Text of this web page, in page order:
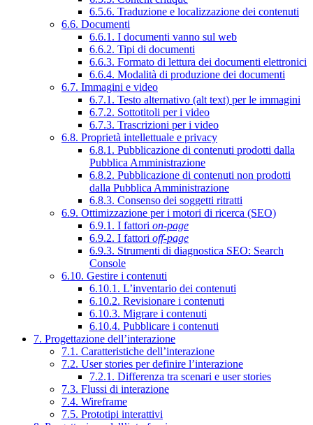
6.5.6. Traduzione e localizzazione dei contenuti
6.6. Documenti
6.6.1. I documenti vanno sul web
6.6.2. Tipi di documenti
6.6.3. Formato di lettura dei documenti elettronici
6.6.4. Modalità di produzione dei documenti
6.7. Immagini e video
6.7.1. Testo alternativo (alt text) per le immagini
6.7.2. Sottotitoli per i video
6.7.3. Trascrizioni per i video
6.8. Proprietà intellettuale e privacy
6.8.1. Pubblicazione di contenuti prodotti dalla
Pubblica Amministrazione
6.8.2. Pubblicazione di contenuti non prodotti
dalla Pubblica Amministrazione
6.8.3. Consenso dei soggetti ritratti
6.9. Ottimizzazione per i motori di ricerca (SEO)
6.9.1. I fattori on-page
6.9.2. I fattori off-page
6.9.3. Strumenti di diagnostica SEO: Search
Console
6.10. Gestire i contenuti
6.10.1. L’inventario dei contenuti
6.10.2. Revisionare i contenuti
6.10.3. Migrare i contenuti
6.10.4. Pubblicare i contenuti
7. Progettazione dell’interazione
7.1. Caratteristiche dell’interazione
7.2. User stories per definire l’interazione
7.2.1. Differenza tra scenari e user stories
7.3. Flussi di interazione
7.4. Wireframe
7.5. Prototipi interattivi